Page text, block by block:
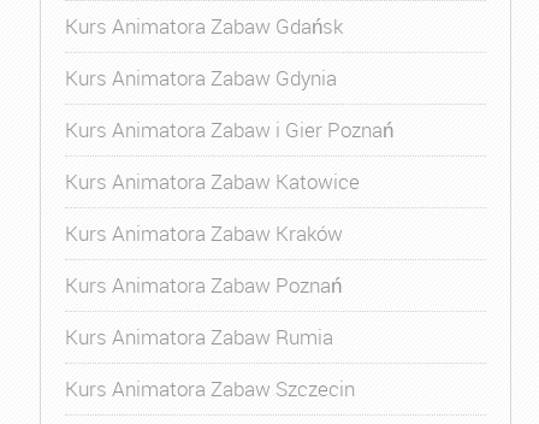
Kurs Animatora Zabaw Gdańsk
Kurs Animatora Zabaw Gdynia
Kurs Animatora Zabaw i Gier Poznań
Kurs Animatora Zabaw Katowice
Kurs Animatora Zabaw Kraków
Kurs Animatora Zabaw Poznań
Kurs Animatora Zabaw Rumia
Kurs Animatora Zabaw Szczecin